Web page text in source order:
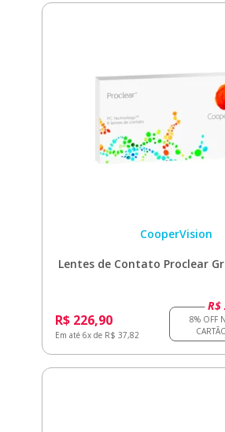
CooperVision
Lentes de Contato Proclear
R$ 226,90
Em até 6x de R$ 37,82
R$